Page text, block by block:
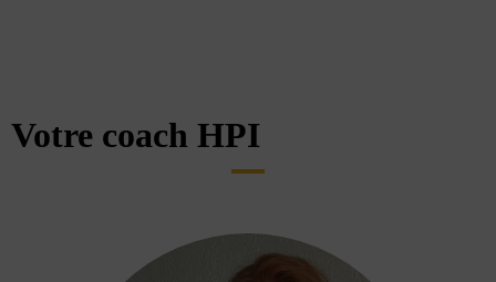
Votre coach HPI